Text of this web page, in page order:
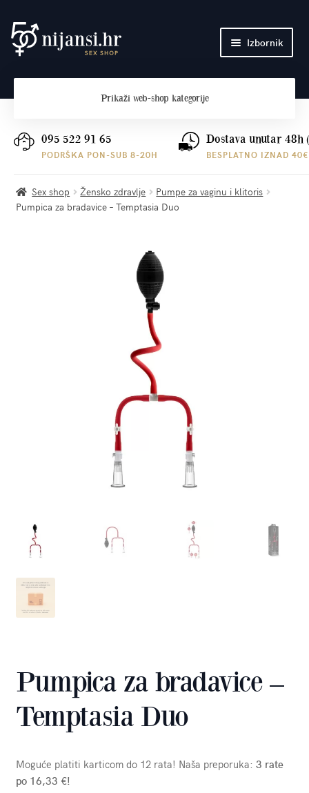
Preskoči
na
Skoči
do
Izbornik
Plaćanje i dostava
Prikaži web-shop kategorije
095 522 91 65
PODRŠKA PON-SUB 8-20H
Dostava unutar 48h
BESPLATNO IZNAD 40€
Sex shop Žensko zdravlje
Pumpe za vaginu i klitoris
Pumpica za bradavice – Temptasia Duo
Pumpica za bradavice –
Temptasia Duo
Moguće platiti karticom do 12 rata! Naša preporuka: 3 rate
po 16,33 €!